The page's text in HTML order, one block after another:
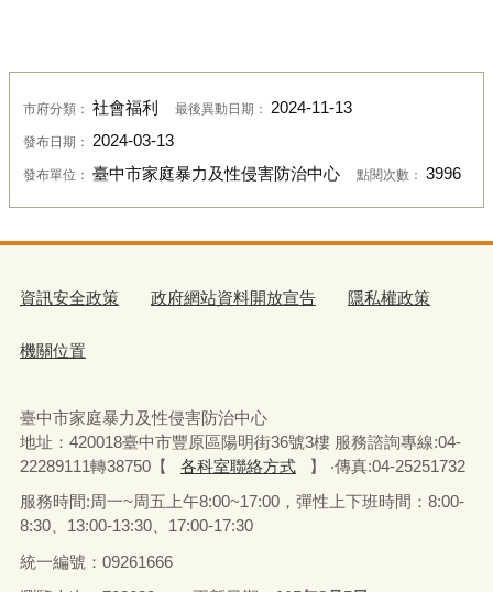
市府分類： 社會福利 最後異動日期： 2024-11-13
發布日期： 2024-03-13
發布單位： 臺中市家庭暴力及性侵害防治中心 點閱次數： 3996
資訊安全政策 政府網站資料開放宣告 隱私權政策
機關位置
臺中市家庭暴力及性侵害防治中心
地址：420018臺中市豐原區陽明街36號3樓 服務諮詢專線:04-
22289111轉38750【
各科室聯絡方式
】 ‧傳真:04-25251732
服務時間:周一~周五上午8:00~17:00，彈性上下班時間：8:00-
8:30、13:00-13:30、17:00-17:30
統一編號：09261666